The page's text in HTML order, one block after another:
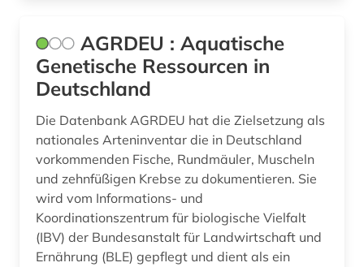
bio-basierte kunststoffe (1)
bio-basierte verbundwerkstoffe (1)
biochemie (2)
biodiversität (12)
biodiversitätsforschung (1)
bioenergie (1)
AGRDEU : Aquatische
Genetische Ressourcen in
Deutschland
Die Datenbank AGRDEU hat die Zielsetzung als
nationales Arteninventar die in Deutschland
vorkommenden Fische, Rundmäuler, Muscheln
und zehnfüßigen Krebse zu dokumentieren. Sie
wird vom Informations- und
Koordinationszentrum für biologische Vielfalt
(IBV) der Bundesanstalt für Landwirtschaft und
Ernährung (BLE) gepflegt und dient als ein